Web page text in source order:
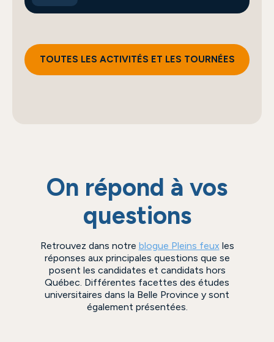
TOUTES LES ACTIVITÉS ET LES TOURNÉES
On répond à vos
questions
Retrouvez dans notre blogue Pleins feux les
réponses aux principales questions que se
posent les candidates et candidats hors
Québec. Différentes facettes des études
universitaires dans la Belle Province y sont
également présentées.